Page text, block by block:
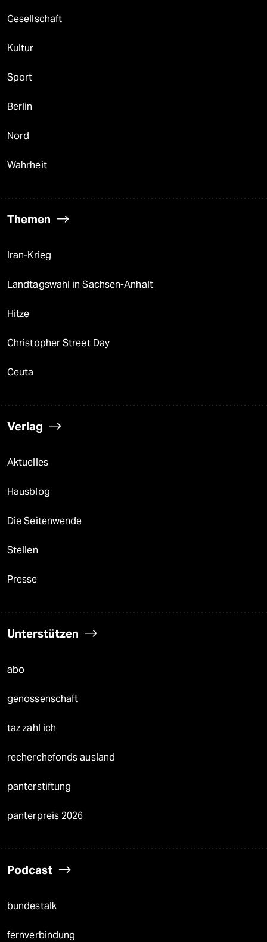
Gesellschaft
Kultur
Sport
Berlin
Nord
Wahrheit
Themen
Iran-Krieg
Landtagswahl in Sachsen-Anhalt
Hitze
Christopher Street Day
Ceuta
Verlag
Aktuelles
Hausblog
Die Seitenwende
Stellen
Presse
Unterstützen
abo
genossenschaft
taz zahl ich
recherchefonds ausland
panterstiftung
panterpreis 2026
Podcast
bundestalk
fernverbindung